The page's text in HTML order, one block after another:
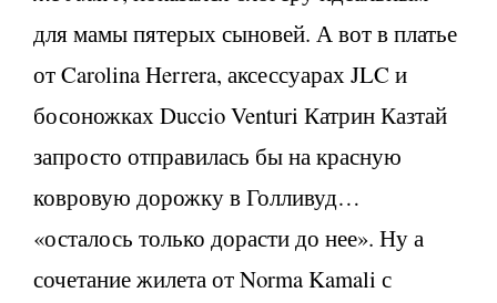
для мамы пятерых сыновей. А вот в платье
от Carolina Herrera, аксессуарах JLC и
босоножках Duccio Venturi Катрин Казтай
запросто отправилась бы на красную
ковровую дорожку в Голливуд…
«осталось только дорасти до нее». Ну а
сочетание жилета от Norma Kamali с